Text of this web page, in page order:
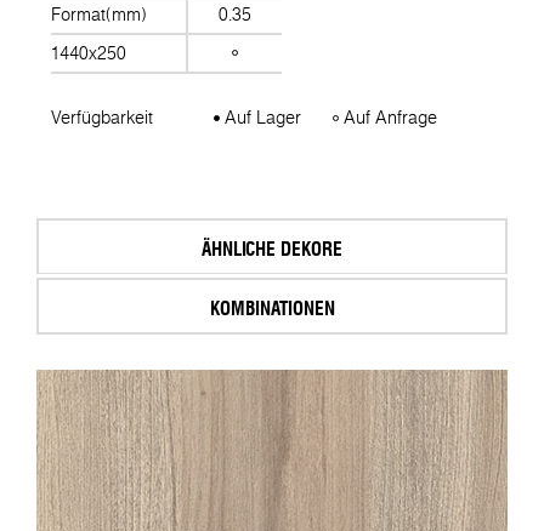
Format(mm)
0.35
1440x250
Verfügbarkeit Auf Lager Auf Anfrage
ÄHNLICHE DEKORE
KOMBINATIONEN